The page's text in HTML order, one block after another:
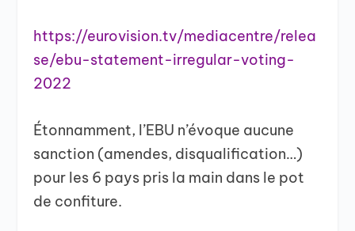
https://eurovision.tv/mediacentre/relea
se/ebu-statement-irregular-voting-
2022
Étonnamment, l’EBU n’évoque aucune
sanction (amendes, disqualification…)
pour les 6 pays pris la main dans le pot
de confiture.